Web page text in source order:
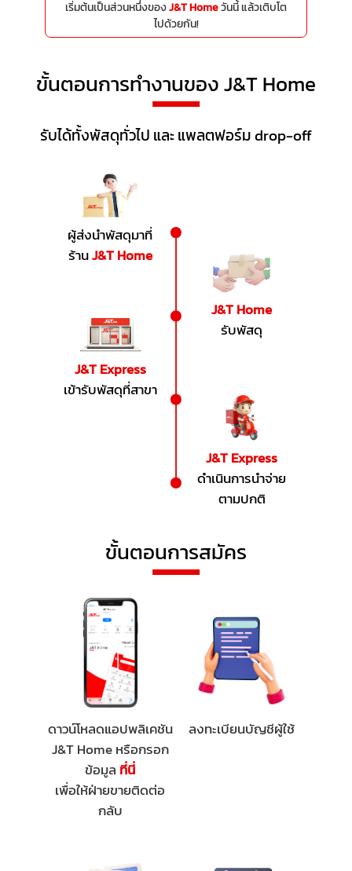
เริ่มต้นเป็นส่วนหนึ่งของJ&T Homeวันนี้ แล้วเติบโต
ไปด้วยกัน!
ขั้นตอนการทำงานของ J&T Home
รับได้ทั้งพัสดุทั่วไป และ แพลตฟอร์ม drop-off
ผู้ส่งนําพัสดุมาที่
ร้านJ&T Home
J&T Home
รับพัสดุ
J&T Express
เข้ารับพัสดุที่สาขา
J&T Express
ดําเนินการนําจ่าย
ตามปกติ
ขั้นตอนการสมัคร
ดาวน์โหลดแอปพลิเคชัน
J&T Home หรือกรอก
ข้อมูล ที่นี่
เพื่อให้ฝ่ายขายติดต่อ
กลับ
ลงทะเบียนบัญชีผู้ใช้